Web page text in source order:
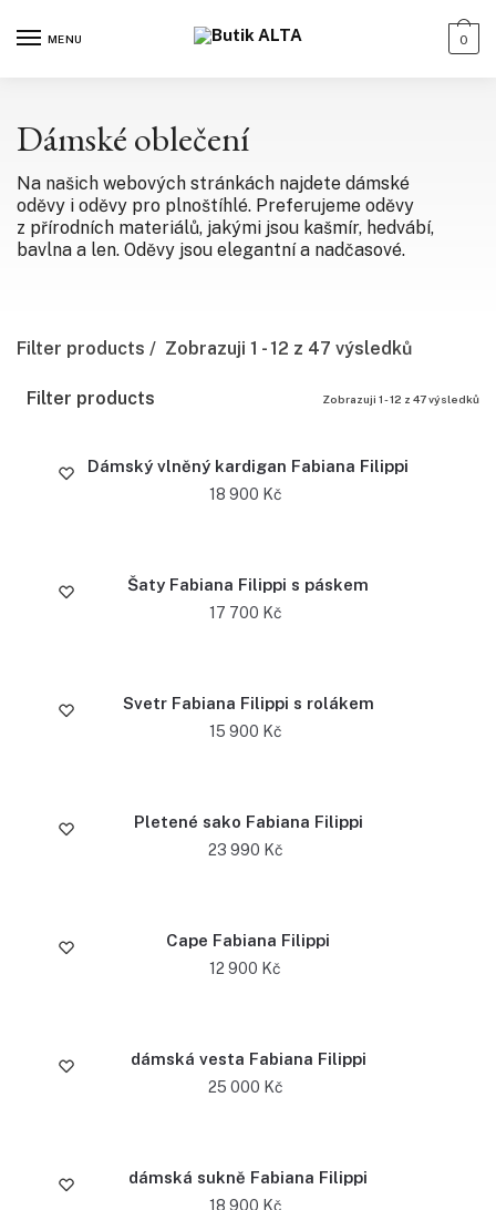
MENU 0
Dámské oblečení
Na našich webových stránkách najdete dámské
oděvy i oděvy pro plnoštíhlé. Preferujeme oděvy
z přírodních materiálů, jakými jsou kašmír, hedvábí,
bavlna a len. Oděvy jsou elegantní a nadčasové.
Filter products Zobrazuji 1 - 12 z 47 výsledků
Filter products Zobrazuji 1 - 12 z 47 výsledků
Dámský vlněný kardigan Fabiana Filippi
18 900 Kč
Šaty Fabiana Filippi s páskem
17 700 Kč
Svetr Fabiana Filippi s rolákem
15 900 Kč
Pletené sako Fabiana Filippi
23 990 Kč
Cape Fabiana Filippi
12 900 Kč
dámská vesta Fabiana Filippi
25 000 Kč
dámská sukně Fabiana Filippi
18 900 Kč